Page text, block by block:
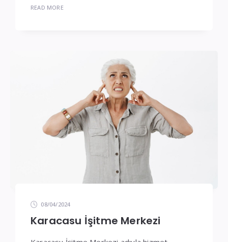
READ MORE
08/04/2024
Karacasu İşitme Merkezi